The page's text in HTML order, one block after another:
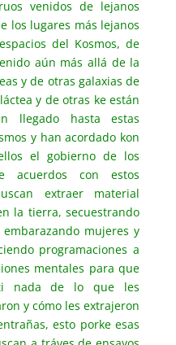
venidos de lejanos
los lugares más lejanos
del Kosmos, de
aún más allá de la
y de otras galaxias de
y de otras ke están
llegado hasta estas
y han acordado kon
el gobierno de los
acuerdos con estos
extraer material
la tierra, secuestrando
mujeres y
programaciones a
mentales para que
nada de lo que les
y cómo les extrajeron
esto porke esas